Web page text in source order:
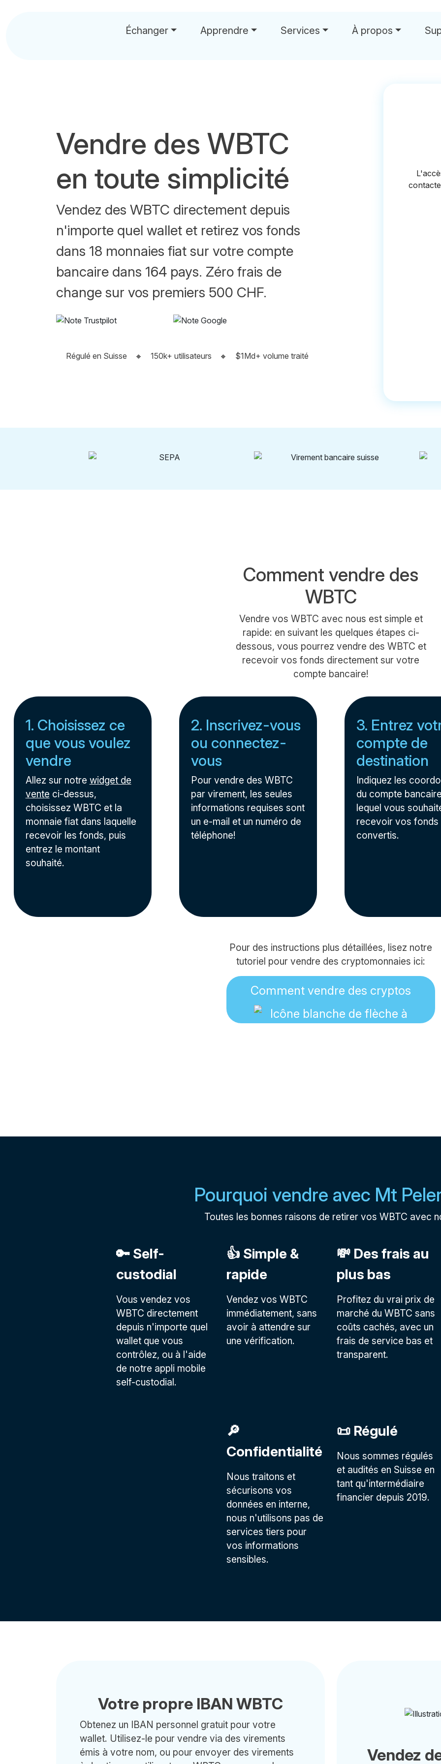
Échanger Apprendre Services À propos
Vendre des WBTC
en toute simplicité
Vendez des WBTC directement depuis
n'importe quel wallet et retirez vos fonds
dans 18 monnaies fiat sur votre compte
bancaire dans 164 pays. Zéro frais de
change sur vos premiers 500 CHF.
Régulé en Suisse 🔸 150k+ utilisateurs 🔸 $1Md+ volume traité
Comment vendre des
WBTC
Vendre vos WBTC avec nous est simple et
rapide: en suivant les quelques étapes ci-
dessous, vous pourrez vendre des WBTC et
recevoir vos fonds directement sur votre
compte bancaire!
1. Choisissez ce
que vous voulez
vendre
Allez sur notre widget de
vente ci-dessus,
choisissez WBTC et la
monnaie fiat dans laquelle
recevoir les fonds, puis
entrez le montant
souhaité.
2. Inscrivez-vous
ou connectez-
vous
Pour vendre des WBTC
par virement, les seules
informations requises sont
un e-mail et un numéro de
téléphone!
3. Entrez
compte de
destination
Indiquez les
du compte
lequel vous
recevoir vos fonds
convertis.
Pour des instructions plus détaillées, lisez notre
tutoriel pour vendre des cryptomonnaies ici:
Comment vendre des cryptos
Pourquoi vendre avec Mt
Toutes les bonnes raisons de retirer vos WBTC avec
🔑 Self-
custodial
Vous vendez vos
WBTC directement
depuis n'importe quel
wallet que vous
contrôlez, ou à l'aide
de notre appli mobile
self-custodial.
👍 Simple &
rapide
Vendez vos WBTC
immédiatement, sans
avoir à attendre sur
une vérification.
💸 Des frais au
plus bas
Profitez du vrai prix de
marché du WBTC sans
coûts cachés, avec un
frais de service bas et
transparent.
🔎
Confidentialité
Nous traitons et
sécurisons vos
données en interne,
nous n'utilisons pas de
services tiers pour
vos informations
sensibles.
📜 Régulé
Nous sommes régulés
et audités en Suisse en
tant qu'intermédiaire
financier depuis 2019.
Votre propre IBAN WBTC
Obtenez un IBAN personnel gratuit pour votre
wallet. Utilisez-le pour vendre via des virements
émis à votre nom, ou pour envoyer des virements
Vendez